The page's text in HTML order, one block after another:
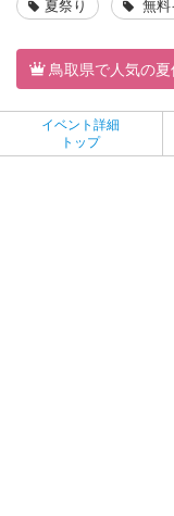
夏祭り 無料
鳥取県で人気の
イベント詳細
トップ